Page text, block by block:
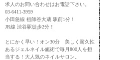
求人のお問い合わせはお電話下さい。
03-6411-3959
小田急線 祖師谷大蔵 駅前1分！
JR線 渋谷駅徒歩2分！
とにかく早い！オン30分 美しく耐久性
あるジェルネイル施術で毎月800人を担
当する！大人気のネイルサロン。